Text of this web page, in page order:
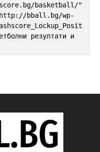
basketball/"
bball.bg/wp-
резултати и